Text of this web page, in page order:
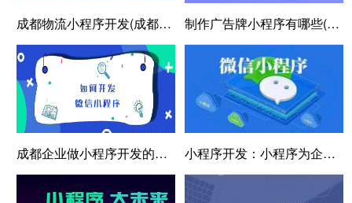
成都物流小程序开发(成都物流小程序开发指南) 制作广告牌小程序有哪些(制作广告牌小程序，创意一路前行！)
成都企业做小程序开发的优势与好处 小程序开发：小程序为企业带来哪些商机